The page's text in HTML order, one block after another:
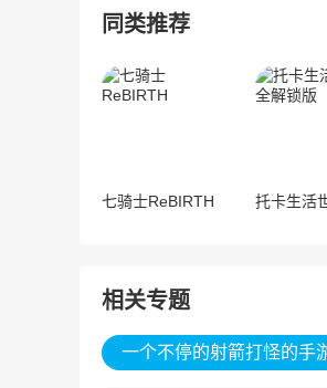
同类推荐
七骑士ReBIRTH
相关专题
一个不停的射箭打怪的手